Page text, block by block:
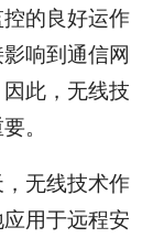
的良好运作
响到通信网
此，无线技
。
无线技术作
用于远程安